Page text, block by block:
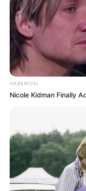
HABERION
Nicole Kidman Finally